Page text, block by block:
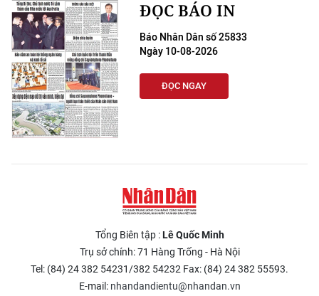
ĐỌC BÁO IN
Báo Nhân Dân số 25833
Ngày 10-08-2026
ĐỌC NGAY
Tổng Biên tập :Lê Quốc Minh
Trụ sở chính: 71 Hàng Trống - Hà Nội
Tel: (84) 24 382 54231/382 54232 Fax: (84) 24 382 55593.
E-mail: nhandandientu@nhandan.vn